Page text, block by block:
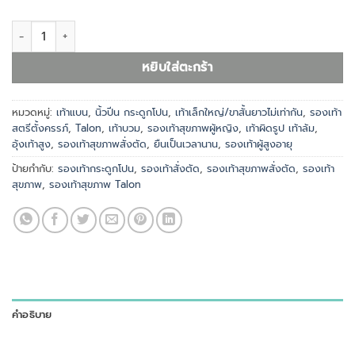
จำนวน รองเท้าสุขภาพหญิง W3237 ชิ้น
หยิบใส่ตะกร้า
หมวดหมู่: เท้าแบน, นิ้วปีน กระดูกโปน, เท้าเล็กใหญ่/ขาสั้นยาวไม่เท่ากัน, รองเท้า
สตรีตั้งครรภ์, Talon, เท้าบวม, รองเท้าสุขภาพผู้หญิง, เท้าผิดรูป เท้าล้ม,
อุ้งเท้าสูง, รองเท้าสุขภาพสั่งตัด, ยืนเป็นเวลานาน, รองเท้าผู้สูงอายุ
ป้ายกำกับ: รองเท้ากระดูกโปน, รองเท้าสั่งตัด, รองเท้าสุขภาพสั่งตัด, รองเท้า
สุขภาพ, รองเท้าสุขภาพ Talon
คำอธิบาย